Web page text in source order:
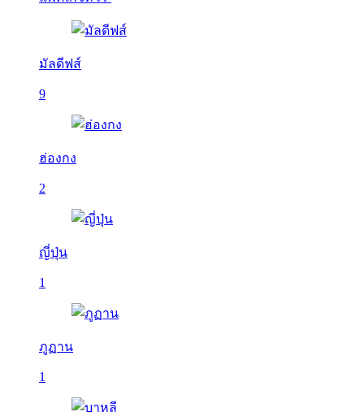
มัลดีฟส์
9
ฮ่องกง
2
ญี่ปุ่น
1
ภูฏาน
1